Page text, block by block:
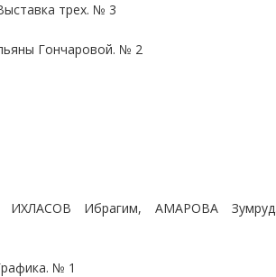
трех. № 3
Гончаровой. № 2
ИХЛАСОВ Ибрагим, АМАРОВА
№ 1